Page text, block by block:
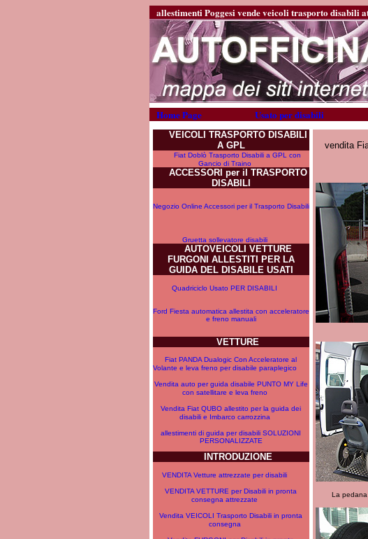
allestimenti Poggesi vende veicoli trasporto disabili
Home Page Usato per disabili
VEICOLI TRASPORTO DISABILI
A GPL
Fiat Doblò Trasporto Disabili a GPL con
Gancio di Traino
ACCESSORI per il TRASPORTO
DISABILI
Negozio Online Accessori per il Trasporto Disabili
Gruetta sollevatore disabili
AUTOVEICOLI VETTURE
FURGONI ALLESTITI PER LA
GUIDA DEL DISABILE USATI
Quadriciclo Usato PER DISABILI
Ford Fiesta automatica allestita con acceleratore
e freno manuali
VETTURE
Fiat PANDA Dualogic Con Acceleratore al
Volante e leva freno per disabile paraplegico
Vendita auto per guida disabile PUNTO MY Life
con satellitare e leva freno
Vendita Fiat QUBO allestito per la guida dei
disabili e Imbarco carrozzina
allestimenti di guida per disabili SOLUZIONI
PERSONALIZZATE
INTRODUZIONE
VENDITA Vetture attrezzate per disabili
VENDITA VETTURE per Disabili in pronta
consegna attrezzate
Vendita VEICOLI Trasporto Disabili in pronta
consegna
vendita
La pedana